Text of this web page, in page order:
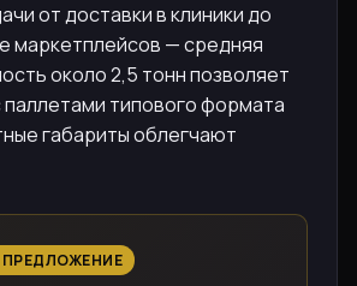
от доставки в клиники до
маркетплейсов — средняя
около 2,5 тонн позволяет
паллетами типового формата
габариты облегчают